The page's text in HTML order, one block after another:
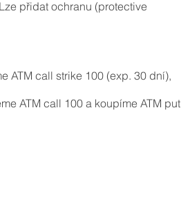
přidat ochranu (protective
ATM call strike 100 (exp. 30 dní),
ATM call 100 a koupíme ATM put